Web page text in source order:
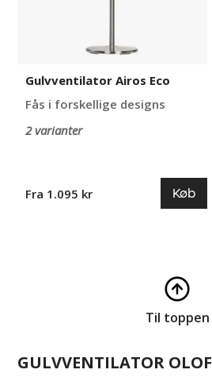
Gulvventilator Airos Eco
Fås i forskellige designs
2 varianter
Fra 1.095 kr Køb
Til toppen
GULVVENTILATOR OLOF